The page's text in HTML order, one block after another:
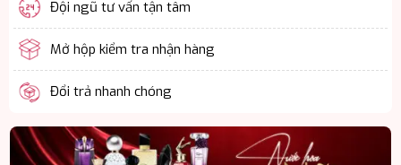
Đội ngũ tư vấn tận tâm
Mở hộp kiểm tra nhận hàng
Đổi trả nhanh chóng